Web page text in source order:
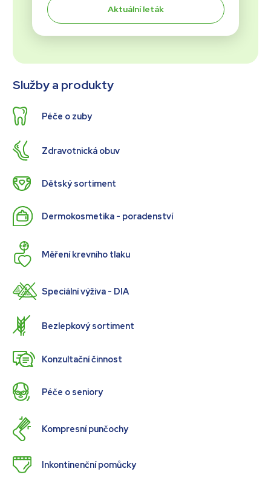
Aktuální leták
Služby a produkty
Péče o zuby
Zdravotnická obuv
Dětský sortiment
Dermokosmetika - poradenství
Měření krevního tlaku
Speciální výživa - DIA
Bezlepkový sortiment
Konzultační činnost
Péče o seniory
Kompresní punčochy
Inkontinenční pomůcky